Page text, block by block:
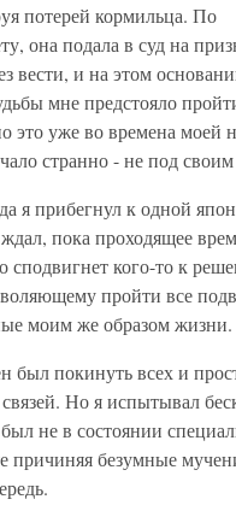
потерей кормильца. По
она подала в суд на
вести, и на этом
мне предстояло
это уже во времена моей
странно - не под
я прибегнул к одной
пока проходящее
сподвигнет кого-то к
пройти все
моим же образом жизни.
был покинуть всех и
Но я испытывал
не в состоянии
причиняя безумные